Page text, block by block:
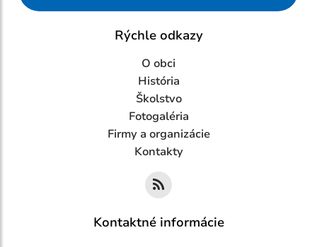
Rýchle odkazy
O obci
História
Školstvo
Fotogaléria
Firmy a organizácie
Kontakty
Kontaktné informácie